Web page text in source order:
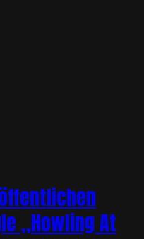
„Howling At